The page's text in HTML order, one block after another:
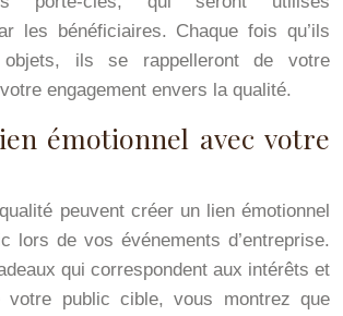
les bénéficiaires. Chaque fois qu’ils
ils se rappelleront de votre
engagement envers la qualité.
émotionnel avec votre
peuvent créer un lien émotionnel
lors de vos événements d’entreprise.
qui correspondent aux intérêts et
votre public cible, vous montrez que